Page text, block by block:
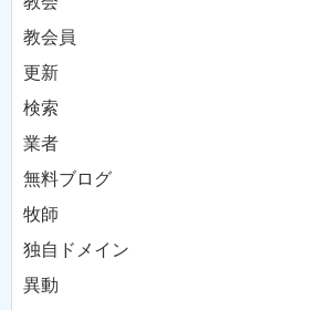
教会員
更新
検索
業者
無料ブログ
牧師
独自ドメイン
異動